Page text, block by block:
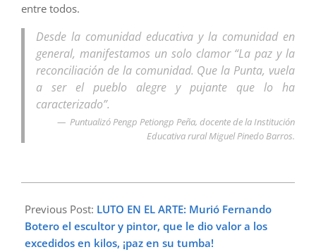
entre todos.
Desde la comunidad educativa y la comunidad en
general, manifestamos un solo clamor “La paz y la
reconciliación de la comunidad. Que la Punta, vuela
a ser el pueblo alegre y pujante que lo ha
caracterizado”.
Puntualizó Pengp Petiongp Peña, docente de la Institución
Educativa rural Miguel Pinedo Barros.
09-
15
Previous Post: LUTO EN EL ARTE: Murió Fernando
Botero el escultor y pintor, que le dio valor a los
excedidos en kilos, ¡paz en su tumba!